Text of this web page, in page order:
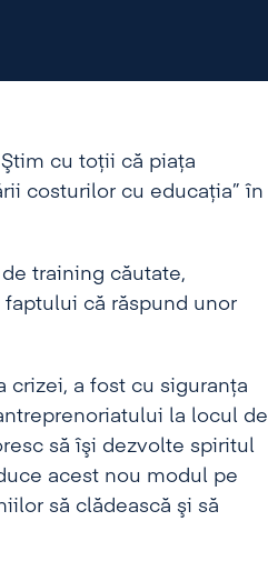
cu toţii că piaţa
costurilor cu educaţia” în
training căutate,
că răspund unor
a fost cu siguranţa
la locul de
să îşi dezvolte spiritul
acest nou modul pe
să clădească şi să